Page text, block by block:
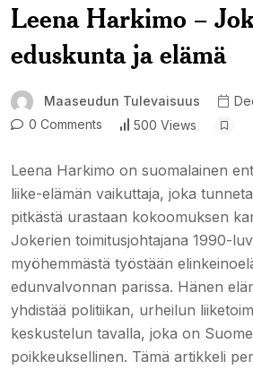
Leena Harkimo –
eduskunta ja elämä
Maaseudun Tulevaisuus
0 Comments
500 Views
Leena Harkimo on suomalainen
liike-elämän vaikuttaja, joka
pitkästä urastaan kokoomuksen
Jokerien toimitusjohtajana 1990-
myöhemmästä työstään
edunvalvonnan parissa. Hänen
yhdistää politiikan, urheilun
keskustelun tavalla, joka on
poikkeuksellinen. Tämä artikkeli